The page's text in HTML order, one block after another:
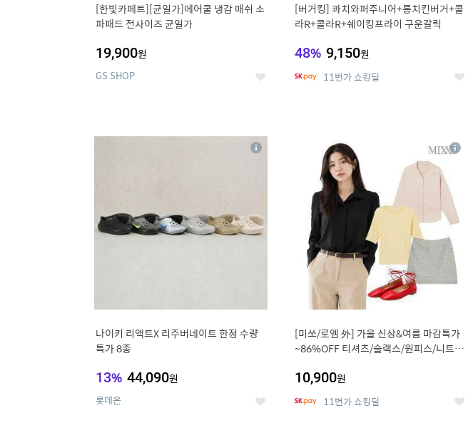
[한빛카페트][균일가]에어쿨 냉감 매쉬 소
파패드 전사이즈 균일가
19,900원
GS SHOP 좋
[버거킹] 콰치와퍼주니어+롱치킨버거+콜
라R+콜라R+쉐이킹프라이 구운갈릭
48% 9,150원
11번가 쇼킹딜 좋
13
나이키 리액트X 리주버네이트 한정 수량
특가 8종
13% 44,090원
롯데온 좋
상
[미쏘/로엠 外] 가을 신상&여름 마감특가
~86%OFF 티셔츠/슬랙스/원피스/니트/
10,900원
11번가 쇼킹딜 좋
상